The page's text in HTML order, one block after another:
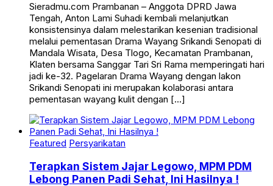
Sieradmu.com Prambanan – Anggota DPRD Jawa
Tengah, Anton Lami Suhadi kembali melanjutkan
konsistensinya dalam melestarikan kesenian tradisional
melalui pementasan Drama Wayang Srikandi Senopati di
Mandala Wisata, Desa Tlogo, Kecamatan Prambanan,
Klaten bersama Sanggar Tari Sri Rama memperingati hari
jadi ke-32. Pagelaran Drama Wayang dengan lakon
Srikandi Senopati ini merupakan kolaborasi antara
pementasan wayang kulit dengan […]
Featured Persyarikatan
Terapkan Sistem Jajar Legowo, MPM PDM
Lebong Panen Padi Sehat, Ini Hasilnya !